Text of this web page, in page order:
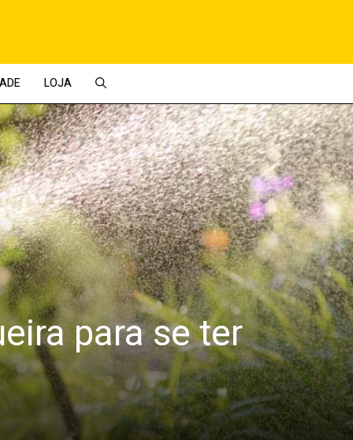
LOJA
para se ter